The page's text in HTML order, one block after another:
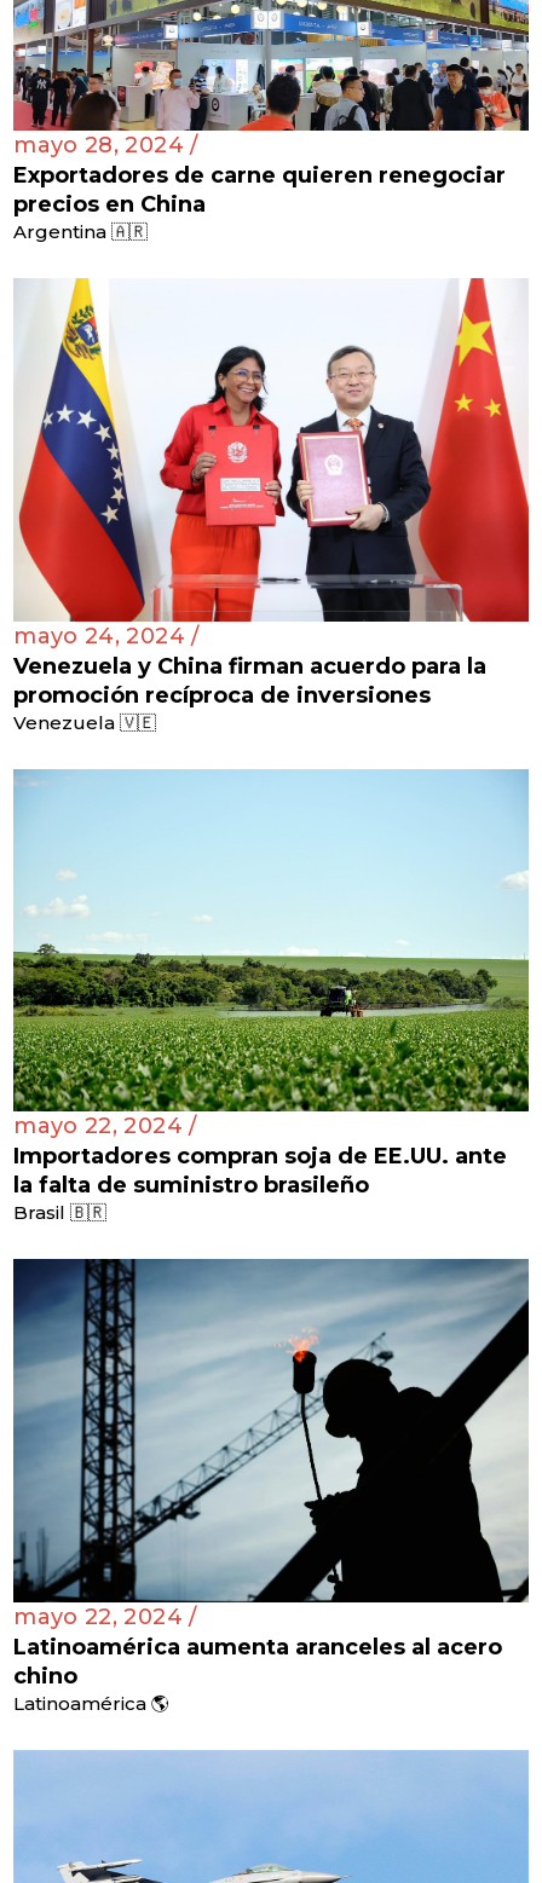
mayo 28, 2024 /
Exportadores de carne quieren renegociar
precios en China
Argentina 🇦🇷
mayo 24, 2024 /
Venezuela y China firman acuerdo para la
promoción recíproca de inversiones
Venezuela 🇻🇪
mayo 22, 2024 /
Importadores compran soja de EE.UU. ante
la falta de suministro brasileño
Brasil 🇧🇷
mayo 22, 2024 /
Latinoamérica aumenta aranceles al acero
chino
Latinoamérica 🌎